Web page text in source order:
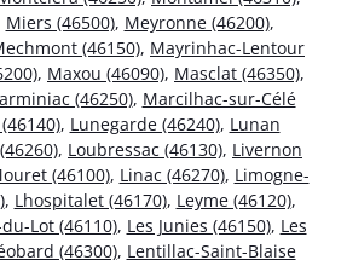
Miers (46500), Meyronne (46200),
(46150), Mayrinhac-Lentour
, Maxou (46090), Masclat (46350),
(46250), Marcilhac-sur-Célé
, Lunegarde (46240), Lunan
, Loubressac (46130), Livernon
(46100), Linac (46270), Limogne-
, Lhospitalet (46170), Leyme (46120),
Lot (46110), Les Junies (46150), Les
(46300), Lentillac-Saint-Blaise